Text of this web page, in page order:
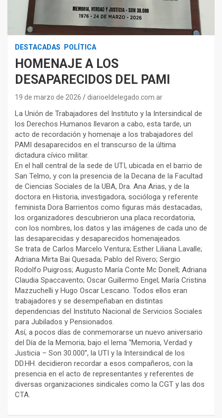
DESTACADAS POLÍTICA
HOMENAJE A LOS
DESAPARECIDOS DEL PAMI
19 de marzo de 2026 diarioeldelegado.com.ar
La Unión de Trabajadores del Instituto y la Intersindical de
los Derechos Humanos llevaron a cabo, esta tarde, un
acto de recordación y homenaje a los trabajadores del
PAMI desaparecidos en el transcurso de la última
dictadura cívico militar.
En el hall central de la sede de UTI, ubicada en el barrio de
San Telmo, y con la presencia de la Decana de la Facultad
de Ciencias Sociales de la UBA, Dra. Ana Arias, y de la
doctora en Historia, investigadora, socióloga y referente
feminista Dora Barrientos como figuras más destacadas,
los organizadores descubrieron una placa recordatoria,
con los nombres, los datos y las imágenes de cada uno de
las desaparecidas y desaparecidos homenajeados.
Se trata de Carlos Marcelo Ventura; Esther Liliana Lavalle;
Adriana Mirta Bai Quesada; Pablo del Rivero; Sergio
Rodolfo Puigross; Augusto María Conte Mc Donell; Adriana
Claudia Spaccavento; Oscar Guillermo Engel; María Cristina
Mazzuchelli y Hugo Oscar Lescano. Todos ellos eran
trabajadores y se desempeñaban en distintas
dependencias del Instituto Nacional de Servicios Sociales
para Jubilados y Pensionados.
Así, a pocos días de conmemorarse un nuevo aniversario
del Día de la Memoria; bajo el lema “Memoria, Verdad y
Justicia – Son 30.000”, la UTI y la Intersindical de los
DD.HH. decidieron recordar a esos compañeros, con la
presencia en el acto de representantes y referentes de
diversas organizaciones sindicales como la CGT y las dos
CTA.